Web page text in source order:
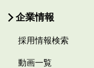
企業情報
採用情報検索
動画一覧